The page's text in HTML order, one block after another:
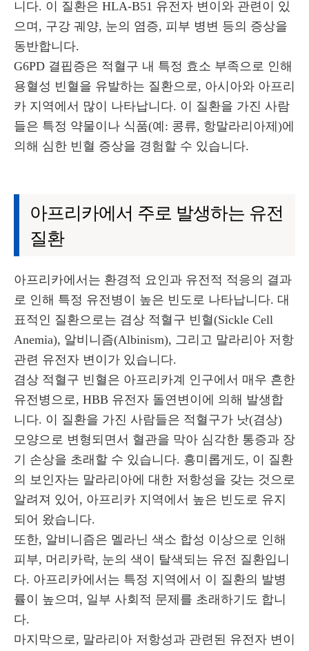
니다. 이 질환은 HLA-B51 유전자 변이와 관련이 있
으며, 구강 궤양, 눈의 염증, 피부 병변 등의 증상을
동반합니다.
G6PD 결핍증은 적혈구 내 특정 효소 부족으로 인해
용혈성 빈혈을 유발하는 질환으로, 아시아와 아프리
카 지역에서 많이 나타납니다. 이 질환을 가진 사람
들은 특정 약물이나 식품(예: 콩류, 항말라리아제)에
의해 심한 빈혈 증상을 경험할 수 있습니다.
아프리카에서 주로 발생하는 유전
질환
아프리카에서는 환경적 요인과 유전적 적응의 결과
로 인해 특정 유전병이 높은 빈도로 나타납니다. 대
표적인 질환으로는 겸상 적혈구 빈혈(Sickle Cell
Anemia), 알비니즘(Albinism), 그리고 말라리아 저항
관련 유전자 변이가 있습니다.
겸상 적혈구 빈혈은 아프리카계 인구에서 매우 흔한
유전병으로, HBB 유전자 돌연변이에 의해 발생합
니다. 이 질환을 가진 사람들은 적혈구가 낫(겸상)
모양으로 변형되면서 혈관을 막아 심각한 통증과 장
기 손상을 초래할 수 있습니다. 흥미롭게도, 이 질환
의 보인자는 말라리아에 대한 저항성을 갖는 것으로
알려져 있어, 아프리카 지역에서 높은 빈도로 유지
되어 왔습니다.
또한, 알비니즘은 멜라닌 색소 합성 이상으로 인해
피부, 머리카락, 눈의 색이 탈색되는 유전 질환입니
다. 아프리카에서는 특정 지역에서 이 질환의 발병
률이 높으며, 일부 사회적 문제를 초래하기도 합니
다.
마지막으로, 말라리아 저항성과 관련된 유전자 변이